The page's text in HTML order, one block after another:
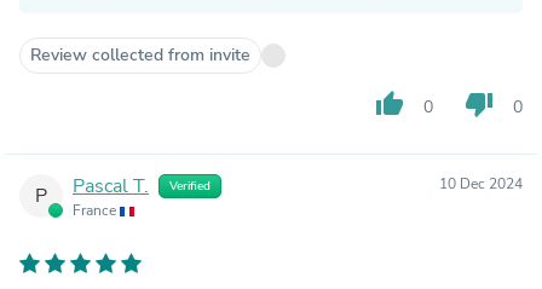
Review collected from invite
thumb_up 0 thumb_down 0
P Pascal T. Verified
France
10 Dec 2024